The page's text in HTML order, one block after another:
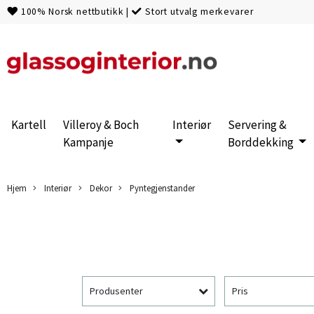
100% Norsk nettbutikk | Stort utvalg merkevarer
Kartell
Villeroy & Boch
Kampanje
Interiør
Servering &
Borddekking
Hjem Interiør Dekor Pyntegjenstander
Produsenter Pris